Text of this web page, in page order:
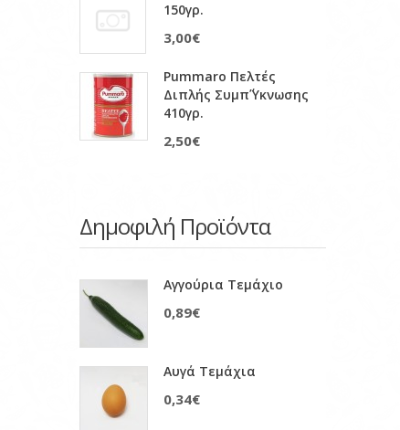
150γρ.
3,00€
Pummaro Πελτές
Διπλής Συμπ΄ύκνωσης
410γρ.
2,50€
Δημοφιλή Προϊόντα
Αγγούρια Τεμάχιο
0,89€
Αυγά Τεμάχια
0,34€